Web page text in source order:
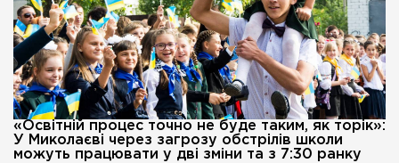
«Освітній процес точно не буде таким, як торік»:
У Миколаєві через загрозу обстрілів школи
можуть працювати у дві зміни та з 7:30 ранку